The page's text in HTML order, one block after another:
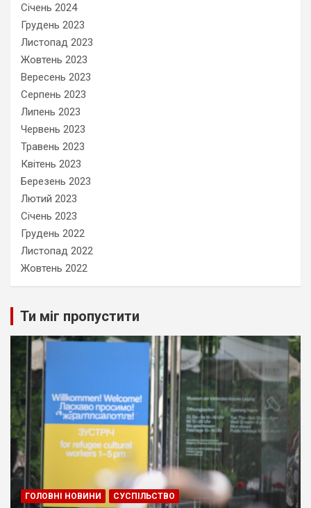
Січень 2024
Грудень 2023
Листопад 2023
Жовтень 2023
Вересень 2023
Серпень 2023
Липень 2023
Червень 2023
Травень 2023
Квітень 2023
Березень 2023
Лютий 2023
Січень 2023
Грудень 2022
Листопад 2022
Жовтень 2022
Ти міг пропустити
ГОЛОВНІ НОВИНИ СУСПІЛЬСТВО